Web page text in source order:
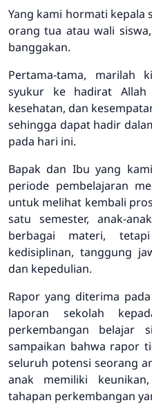
Yang kami hormati kepala
orang tua atau wali
banggakan.
Pertama-tama, marilah
syukur ke hadirat
kesehatan, dan
sehingga dapat hadir
pada hari ini.
Bapak dan Ibu yang
periode pembelajaran
untuk melihat kembali
satu semester, anak-
berbagai materi,
kedisiplinan, tanggung
dan kepedulian.
Rapor yang diterima
laporan sekolah
perkembangan belajar
sampaikan bahwa rapor
seluruh potensi seorang
anak memiliki
tahapan perkembangan